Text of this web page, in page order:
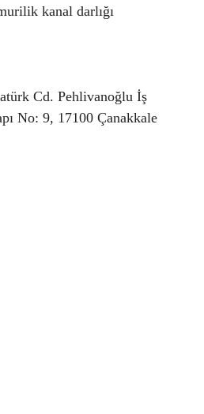
kanal darlığı
Cd. Pehlivanoğlu İş
No: 9, 17100 Çanakkale